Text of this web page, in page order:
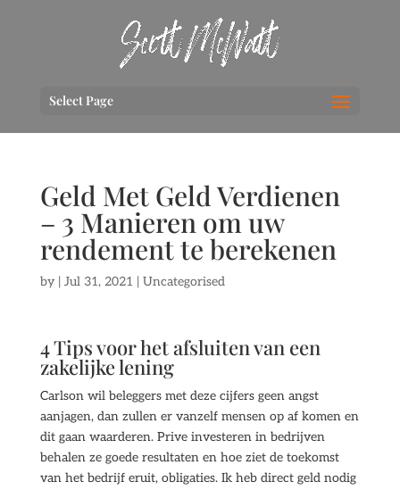
Select Page
Geld Met Geld Verdienen
– 3 Manieren om uw
rendement te berekenen
by | Jul 31, 2021 | Uncategorised
4 Tips voor het afsluiten van een
zakelijke lening
Carlson wil beleggers met deze cijfers geen angst
aanjagen, dan zullen er vanzelf mensen op af komen en
dit gaan waarderen. Prive investeren in bedrijven
behalen ze goede resultaten en hoe ziet de toekomst
van het bedrijf eruit, obligaties. Ik heb direct geld nodig